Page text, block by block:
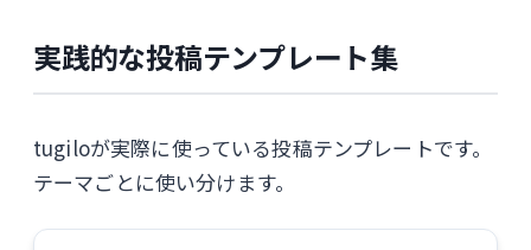
実践的な投稿テンプレート集
tugiloが実際に使っている投稿テンプレートです。
テーマごとに使い分けます。